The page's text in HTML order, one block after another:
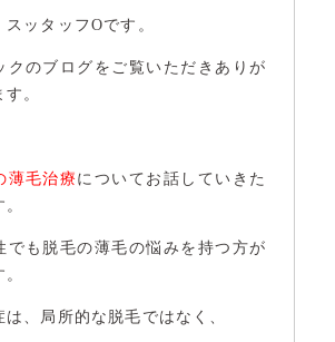
ッタッフOです。
クのブログをご覧いただきありが
。
薄毛治療 についてお話していきた
でも脱毛の薄毛の悩みを持つ方が
、局所的な脱毛ではなく、